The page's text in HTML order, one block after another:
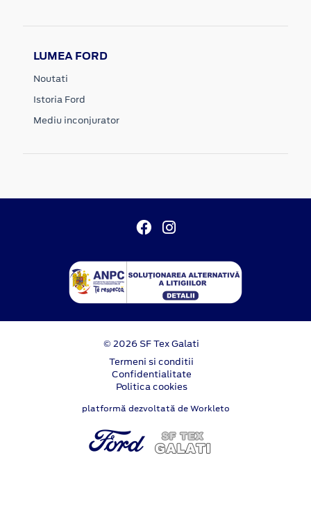
LUMEA FORD
Noutati
Istoria Ford
Mediu inconjurator
© 2026 SF Tex Galati
Termeni si conditii
Confidentialitate
Politica cookies
platformă dezvoltată de Workleto